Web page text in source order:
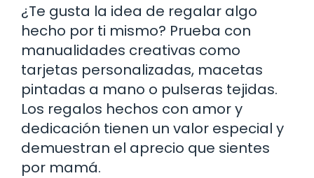
¿Te gusta la idea de regalar algo
hecho por ti mismo? Prueba con
manualidades creativas como
tarjetas personalizadas, macetas
pintadas a mano o pulseras tejidas.
Los regalos hechos con amor y
dedicación tienen un valor especial y
demuestran el aprecio que sientes
por mamá.